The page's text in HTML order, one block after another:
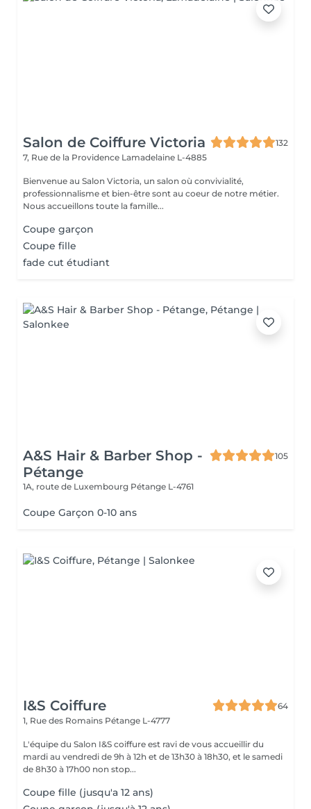
Salon de Coiffure Victoria
132
7, Rue de la Providence Lamadelaine L-4885
Bienvenue au Salon Victoria, un salon où convivialité,
professionnalisme et bien-être sont au coeur de notre métier.
Nous accueillons toute la famille...
Coupe garçon
Coupe fille
fade cut étudiant
A&S Hair & Barber Shop -
Pétange
105
1A, route de Luxembourg Pétange L-4761
Coupe Garçon 0-10 ans
I&S Coiffure
64
1, Rue des Romains Pétange L-4777
L'équipe du Salon I&S coiffure est ravi de vous accueillir du
mardi au vendredi de 9h à 12h et de 13h30 à 18h30, et le samedi
de 8h30 à 17h00 non stop...
Coupe fille (jusqu'a 12 ans)